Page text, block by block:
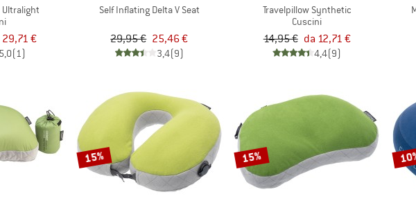
Ultralight
€
(1)
Self Inflating Delta V Seat
29,95 € 25,46 €
3,4(9)
Travelpillow Synthetic
Cuscini
14,95 € da 12,71 €
4,4(9)
15% 15%